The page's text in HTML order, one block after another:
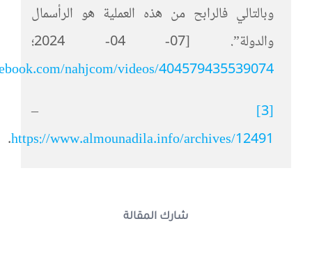
وبالتالي فالرابح من هذه العملية هو الرأسمال
والدولة”. [07- 04- 2024؛
nahjcom/videos/404579435539074
[3]
–
https://www.almounadila.info/archives/12491
.
شارك المقالة